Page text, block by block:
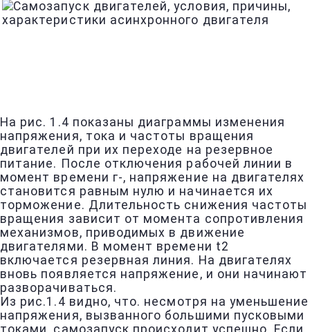
На рис. 1.4 показаны диаграммы изменения
напряжения, тока и частоты вращения
двигателей при их переходе на резервное
питание. После отключения рабочей линии в
момент времени г-, напряжение на двигателях
становится равным нулю и начинается их
торможение. Длительность снижения частоты
вращения зависит от момента сопротивления
механизмов, приводимых в движение
двигателями. В момент времени t2
включается резервная линия. На двигателях
вновь появляется напряжение, и они начинают
разворачиваться.
Из рис.1.4 видно, что. несмотря на уменьшение
напряжения, вызванного большими пусковыми
токами, самозапуск происходит успешно. Если